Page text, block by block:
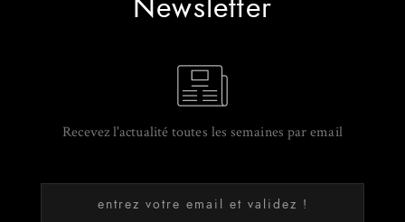
Recevez l'actualité toutes les semaines par email